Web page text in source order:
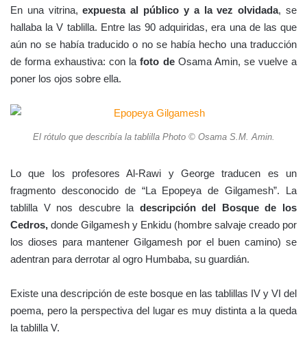
En una vitrina, expuesta al público y a la vez olvidada, se
hallaba la V tablilla. Entre las 90 adquiridas, era una de las que
aún no se había traducido o no se había hecho una traducción
de forma exhaustiva: con lafoto deOsama Amin, se vuelve a
poner los ojos sobre ella.
El rótulo que describía la tablilla Photo © Osama S.M. Amin.
Lo que los profesores Al-Rawi y George traducen es un
fragmento desconocido de “La Epopeya de Gilgamesh”. La
tablilla V nos descubre la descripción del Bosque de los
Cedros, donde Gilgamesh y Enkidu (hombre salvaje creado por
los dioses para mantener Gilgamesh por el buen camino) se
adentran para derrotar al ogro Humbaba, su guardián.
Existe una descripción de este bosque en las tablillas IV y VI del
poema, pero la perspectiva del lugar es muy distinta a la queda
la tablilla V.